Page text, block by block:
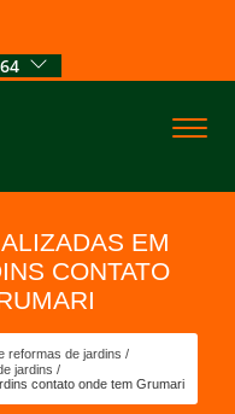
EM
CONTATO
reformas de jardins
jardins
contato onde tem Grumari